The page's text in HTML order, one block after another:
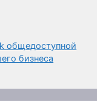
общедоступной
бизнеса